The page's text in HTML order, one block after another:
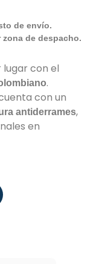
de envío.
de despacho.
con el
.
con un
antiderrames,
en